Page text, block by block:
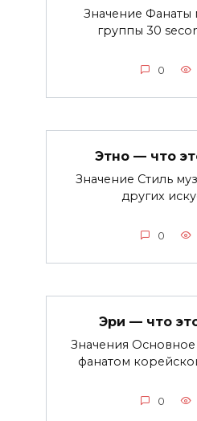
Значение Фанаты
группы 30
0
Этно — что
Значение Стиль
других
0
Эри — что
Значения
фанатом
0